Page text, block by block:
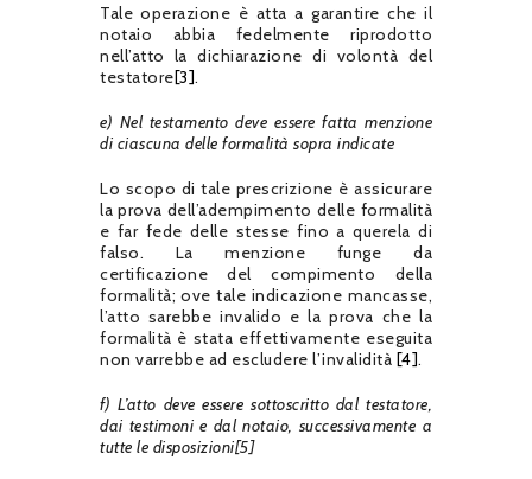
Tale operazione è atta a garantire che il
notaio abbia fedelmente riprodotto
nell’atto la dichiarazione di volontà del
testatore[3].
e) Nel testamento deve essere fatta menzione
di ciascuna delle formalità sopra indicate
Lo scopo di tale prescrizione è assicurare
la prova dell’adempimento delle formalità
e far fede delle stesse fino a querela di
falso. La menzione funge da
certificazione del compimento della
formalità; ove tale indicazione mancasse,
l’atto sarebbe invalido e la prova che la
formalità è stata effettivamente eseguita
non varrebbe ad escludere l’invalidità [4].
f) L’atto deve essere sottoscritto dal testatore,
dai testimoni e dal notaio, successivamente a
tutte le disposizioni[5]